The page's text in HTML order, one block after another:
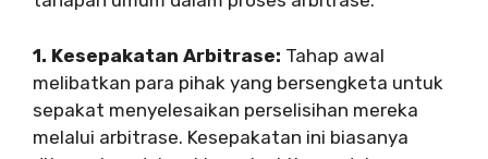
1. Kesepakatan Arbitrase: Tahap awal
melibatkan para pihak yang bersengketa untuk
sepakat menyelesaikan perselisihan mereka
melalui arbitrase. Kesepakatan ini biasanya